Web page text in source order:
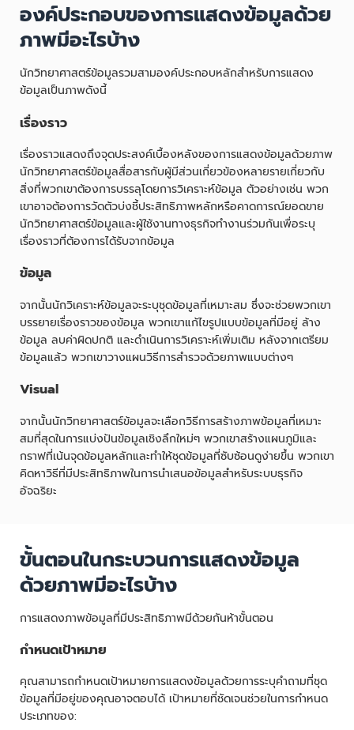
องค์ประกอบของการแสดงข้อมูลด้วย
ภาพมีอะไรบ้าง
นักวิทยาศาสตร์ข้อมูลรวมสามองค์ประกอบหลักสำหรับการแสดง
ข้อมูลเป็นภาพดังนี้
เรื่องราว
เรื่องราวแสดงถึงจุดประสงค์เบื้องหลังของการแสดงข้อมูลด้วยภาพ
นักวิทยาศาสตร์ข้อมูลสื่อสารกับผู้มีส่วนเกี่ยวข้องหลายรายเกี่ยวกับ
สิ่งที่พวกเขาต้องการบรรลุโดยการวิเคราะห์ข้อมูล ตัวอย่างเช่น พวก
เขาอาจต้องการวัดตัวบ่งชี้ประสิทธิภาพหลักหรือคาดการณ์ยอดขาย
นักวิทยาศาสตร์ข้อมูลและผู้ใช้งานทางธุรกิจทำงานร่วมกันเพื่อระบุ
เรื่องราวที่ต้องการได้รับจากข้อมูล
ข้อมูล
จากนั้นนักวิเคราะห์ข้อมูลจะระบุชุดข้อมูลที่เหมาะสม ซึ่งจะช่วยพวกเขา
บรรยายเรื่องราวของข้อมูล พวกเขาแก้ไขรูปแบบข้อมูลที่มีอยู่ ล้าง
ข้อมูล ลบค่าผิดปกติ และดำเนินการวิเคราะห์เพิ่มเติม หลังจากเตรียม
ข้อมูลแล้ว พวกเขาวางแผนวิธีการสำรวจด้วยภาพแบบต่างๆ
Visual
จากนั้นนักวิทยาศาสตร์ข้อมูลจะเลือกวิธีการสร้างภาพข้อมูลที่เหมาะ
สมที่สุดในการแบ่งปันข้อมูลเชิงลึกใหม่ๆ พวกเขาสร้างแผนภูมิและ
กราฟที่เน้นจุดข้อมูลหลักและทำให้ชุดข้อมูลที่ซับซ้อนดูง่ายขึ้น พวกเขา
คิดหาวิธีที่มีประสิทธิภาพในการนำเสนอข้อมูลสำหรับระบบธุรกิจ
อัจฉริยะ
ขั้นตอนในกระบวนการแสดงข้อมูล
ด้วยภาพมีอะไรบ้าง
การแสดงภาพข้อมูลที่มีประสิทธิภาพมีด้วยกันห้าขั้นตอน
กำหนดเป้าหมาย
คุณสามารถกำหนดเป้าหมายการแสดงข้อมูลด้วยการระบุคำถามที่ชุด
ข้อมูลที่มีอยู่ของคุณอาจตอบได้ เป้าหมายที่ชัดเจนช่วยในการกำหนด
ประเภทของ: